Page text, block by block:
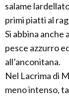
salame
primi piatti al
Si abbina anche
pesce azzurro
all’anconitana.
Nel Lacrima di
meno intenso,